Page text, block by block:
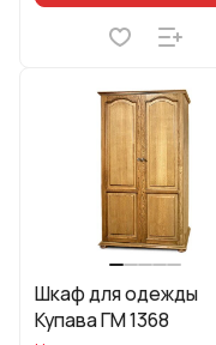
Шкаф для одежды
Купава ГМ 1368